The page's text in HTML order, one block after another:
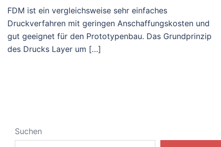
FDM ist ein vergleichsweise sehr einfaches
Druckverfahren mit geringen Anschaffungskosten und
gut geeignet für den Prototypenbau. Das Grundprinzip
des Drucks Layer um […]
Suchen